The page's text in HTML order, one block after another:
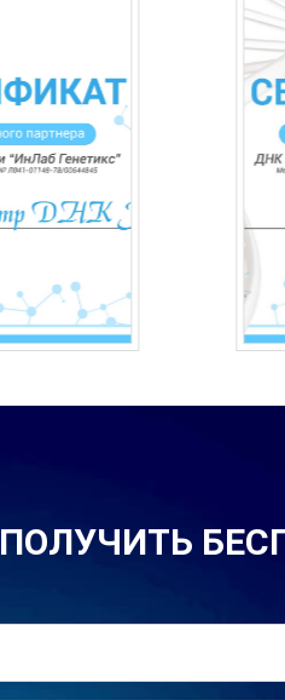
ПОЛУЧИТЬ